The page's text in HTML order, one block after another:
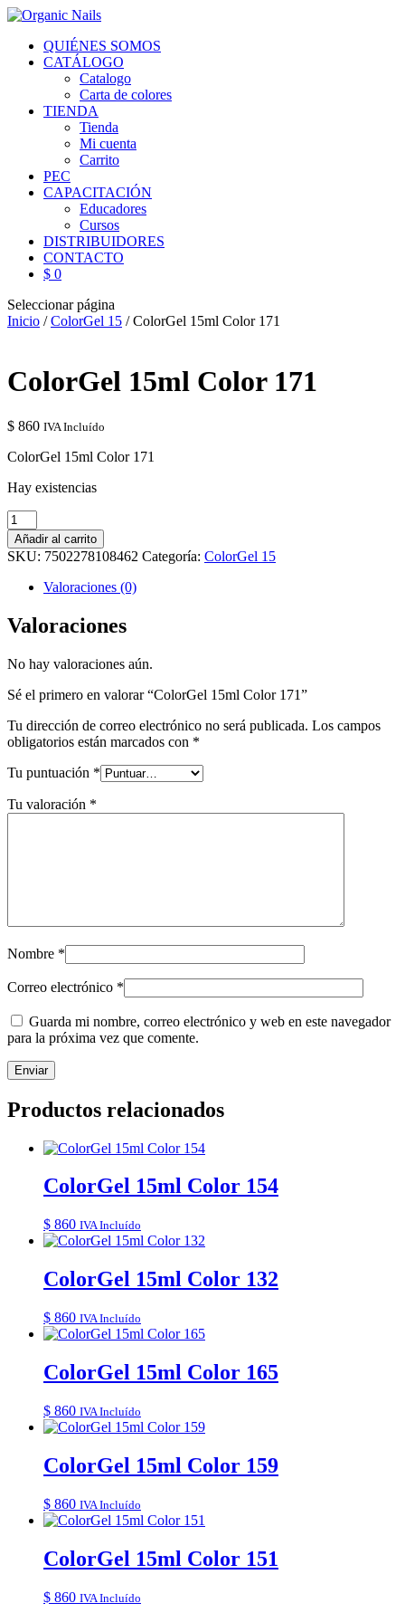
QUIÉNES SOMOS
CATÁLOGO
Catalogo
Carta de colores
TIENDA
Tienda
Mi cuenta
Carrito
PEC
CAPACITACIÓN
Educadores
Cursos
DISTRIBUIDORES
CONTACTO
$ 0
Seleccionar página
Inicio /ColorGel 15 / ColorGel 15ml Color 171
ColorGel 15ml Color 171
$ 860 IVA Incluído
ColorGel 15ml Color 171
Hay existencias
ColorGel
15ml
Color
171
cantidad
Añadir al carrito
SKU: 7502278108462 Categoría: ColorGel 15
Valoraciones (0)
Valoraciones
No hay valoraciones aún.
Sé el primero en valorar “ColorGel 15ml Color 171”
Tu dirección de correo electrónico no será publicada. Los campos
obligatorios están marcados con *
Tu puntuación *
Tu valoración *
Nombre *
Correo electrónico *
Guarda mi nombre, correo electrónico y web en este navegador
para la próxima vez que comente.
Productos relacionados
ColorGel 15ml Color 154
$ 860 IVA Incluído
ColorGel 15ml Color 132
$ 860 IVA Incluído
ColorGel 15ml Color 165
$ 860 IVA Incluído
ColorGel 15ml Color 159
$ 860 IVA Incluído
ColorGel 15ml Color 151
$ 860 IVA Incluído